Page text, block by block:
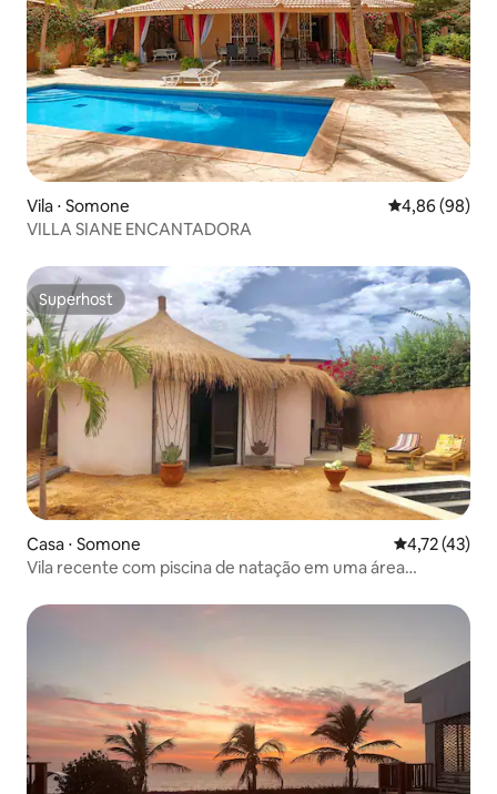
Vila ⋅ Somone 4,86 de uma
4,86 (98)
VILLA SIANE ENCANTADORA
Superhost
Superhost
Casa ⋅ Somone 4,72 de uma
4,72 (43)
Vila recente com piscina de natação em uma área